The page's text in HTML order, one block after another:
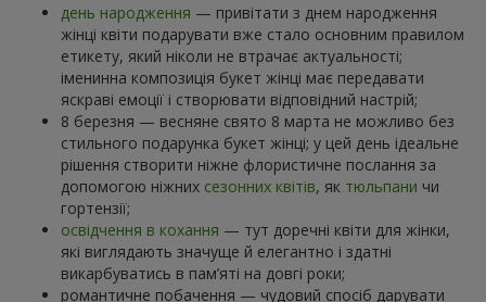
день народження — привітати з днем народження
жінці квіти подарувати вже стало основним правилом
етикету, який ніколи не втрачає актуальності;
іменинна композиція букет жінці має передавати
яскраві емоції і створювати відповідний настрій;
8 березня — весняне свято 8 марта не можливо без
стильного подарунка букет жінці; у цей день ідеальне
рішення створити ніжне флористичне послання за
допомогою ніжних сезонних квітів, як тюльпани чи
гортензії;
освідчення в кохання — тут доречні квіти для жінки,
які виглядають значуще й елегантно і здатні
викарбуватись в пам’яті на довгі роки;
романтичне побачення — чудовий спосіб дарувати